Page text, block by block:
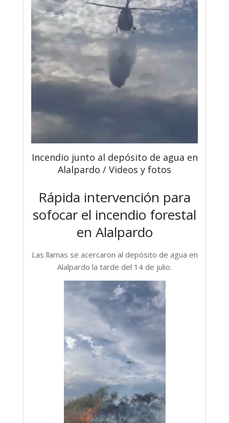
Incendio junto al depósito de agua en
Alalpardo / Videos y fotos
Rápida intervención para
sofocar el incendio forestal
en Alalpardo
Las llamas se acercaron al depósito de agua en
Alalpardo la tarde del 14 de julio.